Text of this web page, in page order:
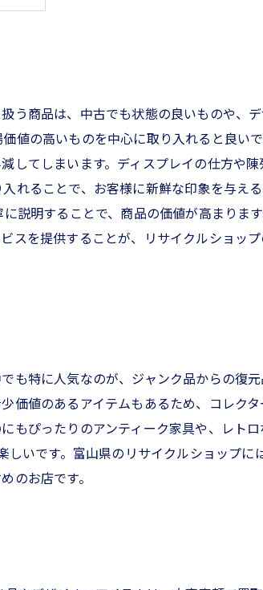
う商品は、中古でも状態の良いものや、
値の高いものを中心に取り入れると良いで
してしまいます。ディスプレイの仕方や陳
れることで、お客様に新鮮な印象を与え
説明することで、商品の価値が高まります
スを提供することが、リサイクルショッ
も特に人気なのが、ジャンク品からの復
価値のあるアイテムもあるため、コレクタ
もぴったりのアンティーク家具や、レトロ
いです。富山県のリサイクルショップに
のお店です。